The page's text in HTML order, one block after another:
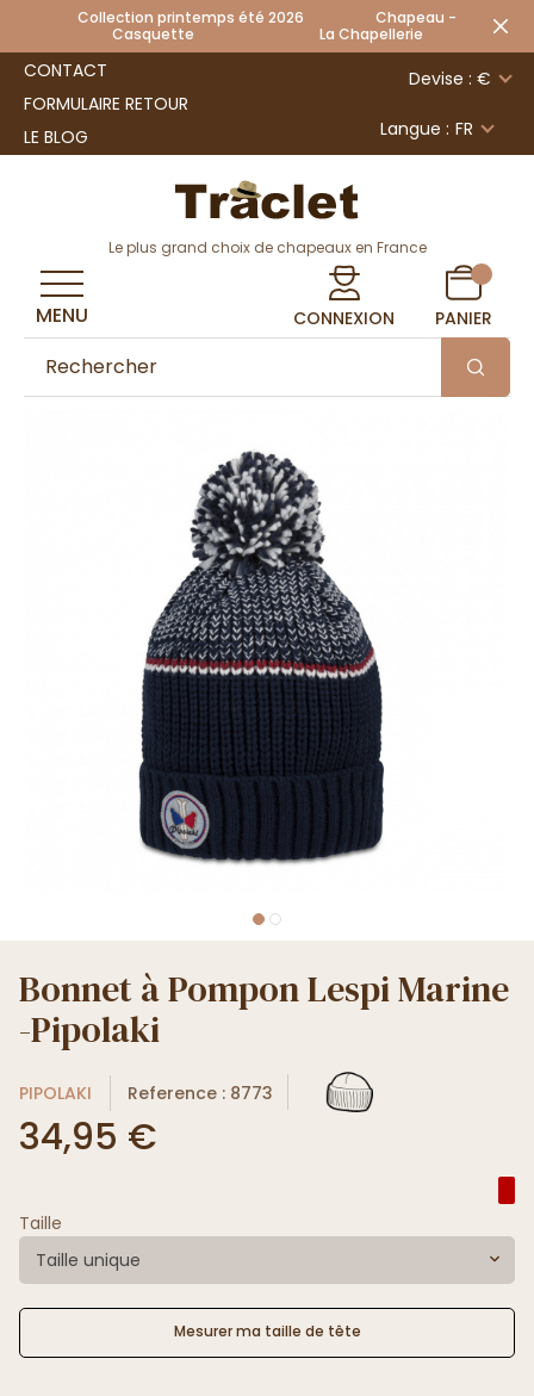
Collection printemps été 2026 Chapeau -
Casquette La Chapellerie
CONTACT
FORMULAIRE RETOUR
LE BLOG
Devise : €
Langue : FR
Le plus grand choix de chapeaux en France
CONNEXION PANIER
MENU
Bonnet à Pompon Lespi Marine
-Pipolaki
PIPOLAKI Reference : 8773
34,95 €
Taille
Taille unique
Mesurer ma taille de tête